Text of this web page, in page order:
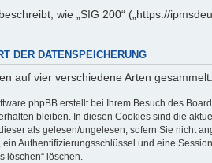
wie „SIG 200“ („https://
DER DATENSPEICHERUNG
auf vier verschiedene Arten gesammelt:
phpBB erstellt bei Ihrem Besuch des
bleiben. In diesen Cookies sind die
als gelesen/ungelesen; sofern Sie nicht
ein Authentifizierungsschlüssel und eine
löschen“ löschen.